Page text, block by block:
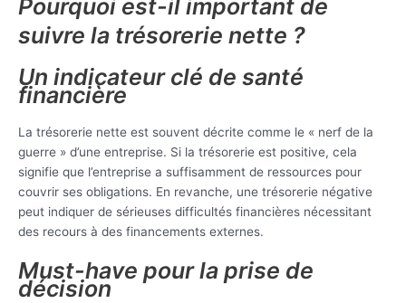
Pourquoi est-il important de
suivre la trésorerie nette ?
Un indicateur clé de santé
financière
La trésorerie nette est souvent décrite comme le « nerf de la
guerre » d’une entreprise. Si la trésorerie est positive, cela
signifie que l’entreprise a suffisamment de ressources pour
couvrir ses obligations. En revanche, une trésorerie négative
peut indiquer de sérieuses difficultés financières nécessitant
des recours à des financements externes.
Must-have pour la prise de
décision